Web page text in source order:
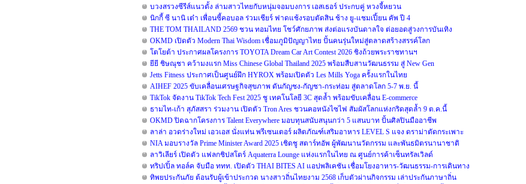
บวงสรวงซีรีส์แนวตั้ง ล่ามสาวไทยกับหนุ่มจอมบงการ เอสเธอร์ ประกบคู่ หวงจี้หยวน
นิกกี้ ซี นานิ เต๋า เพื่อนซี้คอบอล ร่วมเชียร์ ฟาดแช้งรอบตัดสิน ช้าง ยู-แชมเปี้ยน คัพ ปี 4
THE TOM THAILAND 2569 ชวน ทอมไทย โชว์ศักยภาพ ส่งต่อแรงบันดาลใจ ต่อยอดสู่วงการบันเทิง
OKMD เปิดตัว Modern Thai Wisdom เชื่อมภูมิปัญญาไทย ปั้นคนรุ่นใหม่สู่ตลาดสร้างสรรค์โลก
โตโยต้า ประกาศผลโครงการ TOYOTA Dream Car Art Contest 2026 ชิงถ้วยพระราชทานฯ
ยียี ชิษณุชา คว้ามงแรก Miss Chinese Global Thailand 2025 พร้อมสืบสานวัฒนธรรม สู่ New Gen
Jetts Fitness ประกาศเป็นศูนย์ฝึก HYROX พร้อมเปิดตัว Les Mills Yoga ครั้งแรกในไทย
AIHEF 2025 ขับเคลื่อนเศรษฐกิจสุขภาพ ดันกัญชง-กัญชา-กระท่อม สู่ตลาดโลก 5-7 พ.ย. นี้
TikTok จัดงาน TikTok Tech Fest 2025 ชู เทคโนโลยี 3C สุดล้ำ พร้อมขับเคลื่อน E-commerce
ธามไท-เก้า สุภัสสรา ร่วมงาน เปิดตัว Tron Ares ชวนคอหนังไซไฟ สัมผัสโลกแห่งกริดสุดล้ำ 9 ต.ค.นี้
OKMD ปิดฉากโครงการ Talent Everywhere มอบทุนสนับสนุนกว่า 5 แสนบาท ปั้นศิลปินมืออาชีพ
ลาล่า อวดร่างใหม่ เอวเอส นั่งแท่น พรีเซนเตอร์ ผลิตภัณฑ์เสริมอาหาร LEVEL S แจง ดราม่าตัดกระเพาะ
NIA มอบรางวัล Prime Minister Award 2025 เชิดชู สตาร์ทอัพ ผู้พัฒนานวัตกรรม และพันธมิตรนานาชาติ
ลาวิเลียร์ เปิดตัว แฟลกชิปสโตร์ Aquaterra Lounge แห่งแรกในไทย ณ ศูนย์การค้าเซ็นทรัลเวิลด์
ทริปเปิ้ล ทอล์ค จับมือ ททท. เปิดตัว THAI BITES AI แอปพลิเคชัน เชื่อมโยงอาหาร-วัฒนธรรม-การเดินทาง
ทิพยประกันภัย ต้อนรับผู้เข้าประกวด นางสาวถิ่นไทยงาม 2568 เก็บตัวผ่านกิจกรรม เล่าประกันภาษาถิ่น